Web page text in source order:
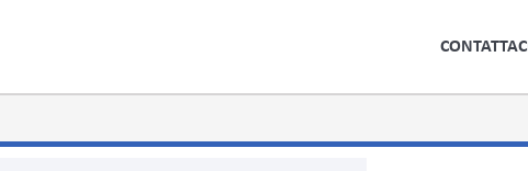
CONTATTACI